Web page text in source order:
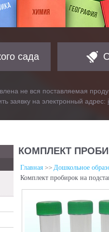
сада
не вся поставляемая
заявку на электронный адрес:
КОМПЛЕКТ
Главная
Дошкольное
Комплект пробирок на